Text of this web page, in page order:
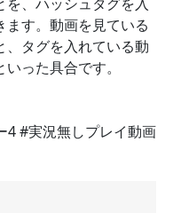
す。動画を見ている
、タグを入れている動
った具合です。
4 #実況無しプレイ動画